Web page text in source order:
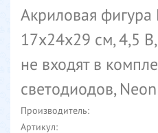
Акриловая
17х24х29 см, 4,5
не входят в
светодиодов,
Производитель:
Артикул: